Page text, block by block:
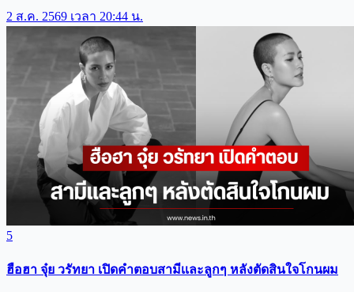
2 ส.ค. 2569 เวลา 20:44 น.
5
ฮือฮา จุ๋ย วรัทยา เปิดคำตอบสามีเเละลูกๆ หลังตัดสินใจโกนผม